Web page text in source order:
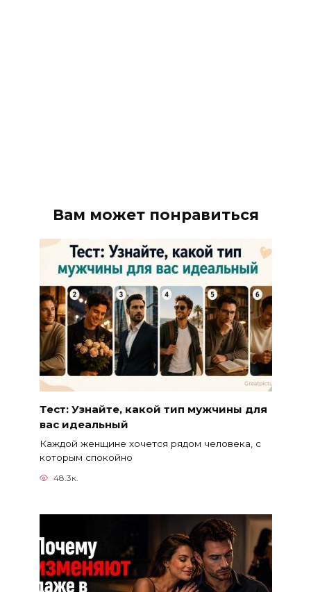
Вам может понравиться
Тест: Узнайте, какой тип мужчины для
вас идеальный
Каждой женщине хочется рядом человека, с
которым спокойно
48.3к.